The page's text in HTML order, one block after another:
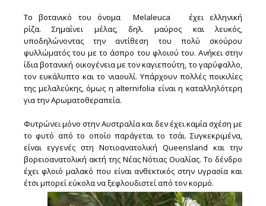
Το βοτανικό του όνομα Melaleuca έχει ελληνική
ρίζα. Σημαίνει μέλας, δηλ. μαύρος και λευκός,
υποδηλώνοντας την αντίθεση του πολύ σκούρου
φυλλώματός του με το άσπρο του φλοιού του. Ανήκει στην
ίδια βοτανική οικογένεια με τον καγιεπούτη, το γαρύφαλλο,
τον ευκάλυπτο και το νιαουλί. Υπάρχουν πολλές ποικιλίες
της μελαλεύκης, όμως η alternifolia είναι η καταλληλότερη
για την Αρωματοθεραπεία.
Φυτρώνει μόνο στην Αυστραλία και δεν έχει καμία σχέση με
το φυτό από το οποίο παράγεται τo τσάι. Συγκεκριμένα,
είναι εγγενές στη Νοτιοανατολική Queensland και την
βορειοανατολική ακτή της Νέας Νότιας Ουαλίας. Το δένδρο
έχει φλοιό μαλακό που είναι ανθεκτικός στην υγρασία και
έτσι μπορεί εύκολα να ξεφλουδιστεί από τον κορμό.